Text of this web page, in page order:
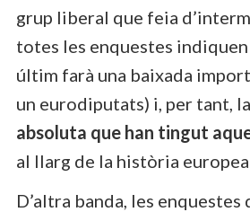
grup liberal que feia
totes les enquestes
últim farà una baixada
un eurodiputats) i, per tant, la
absoluta que han tingut
al llarg de la història
D’altra banda, les enquestes